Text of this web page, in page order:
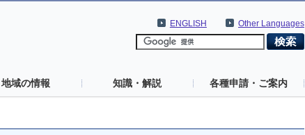
Other Languages
ENGLISH
地域の情報 知識・解説 各種申請・ご案内